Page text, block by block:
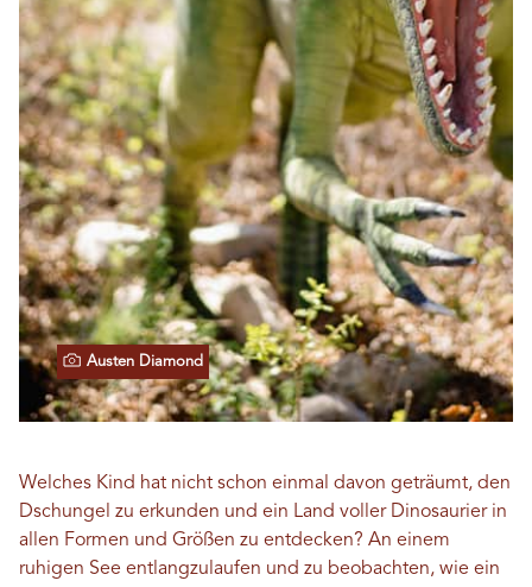
Austen Diamond
Welches Kind hat nicht schon einmal davon geträumt, den
Dschungel zu erkunden und ein Land voller Dinosaurier in
allen Formen und Größen zu entdecken? An einem
ruhigen See entlangzulaufen und zu beobachten, wie ein